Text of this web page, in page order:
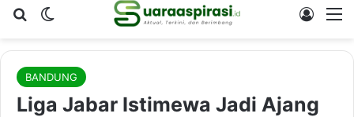
Cari berita...Switch skin Log In
BANDUNG
Liga Jabar Istimewa Jadi Ajang